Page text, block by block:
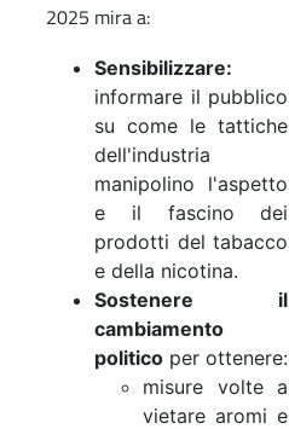
2025 mira a:
Sensibilizzare:
informare il pubblico
su come le tattiche
dell'industria
manipolino l'aspetto
e il fascino dei
prodotti del tabacco
e della nicotina.
Sostenere il
cambiamento
politico per ottenere:
misure volte a
vietare aromi e